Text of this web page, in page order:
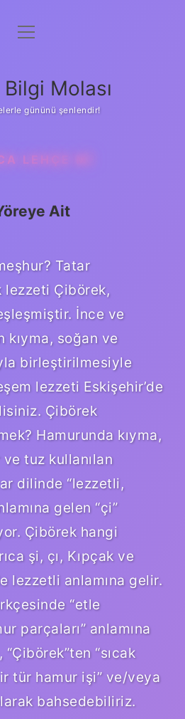
Anasayfa
Yasal Uyarı
menüyü
Molası
gününü şenlendir!
LEHÇE MI
Ait
Tatar
lezzeti Çibörek,
İnce ve
kıyma, soğan ve
birleştirilmesiyle
lezzeti Eskişehir’de
Çibörek
Hamurunda kıyma,
tuz kullanılan
dilinde “lezzetli,
gelen “çi”
Çibörek hangi
şi, çı, Kıpçak ve
lezzetli anlamına gelir.
“etle
parçaları” anlamına
“sıcak
tür hamur işi” ve/veya
bahsedebiliriz.